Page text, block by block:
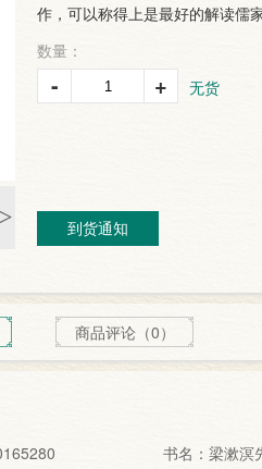
作，可以称得上是最好的解读儒
数量：
- + 无货
到货通知
商品评论（0）
书名：梁漱溟